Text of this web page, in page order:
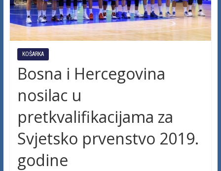
KOŠARKA
Bosna i Hercegovina
nosilac u
pretkvalifikacijama za
Svjetsko prvenstvo 2019.
godine